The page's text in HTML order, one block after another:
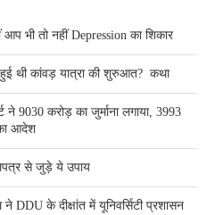
भी तो नहीं Depression का शिकार
थी कांवड़ यात्रा की शुरुआत? कथा
9030 करोड़ का जुर्माना लगाया, 3993
आदेश
से जुड़े ये उपाय
के दीक्षांत में यूनिवर्सिटी प्रशासन